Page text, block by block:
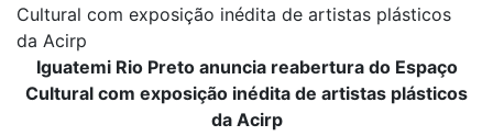
Cultural com exposição inédita de artistas plásticos
da Acirp
Iguatemi Rio Preto anuncia reabertura do Espaço
Cultural com exposição inédita de artistas plásticos
da Acirp